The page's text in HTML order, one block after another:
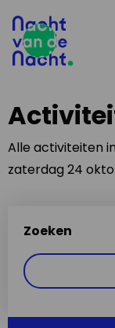
Alle activiteiten
zaterdag 24
Zoeken